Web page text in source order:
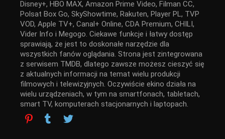
Disney+, HBO MAX, Amazon Prime Video, Filman CC,
Polsat Box Go, SkyShowtime, Rakuten, Player PL, TVP
VOD, Apple TV+, Canal+ Online, CDA Premium, CHILI,
Vider Info i Megogo. Ciekawe funkcje i łatwy dostęp
sprawiają, że jest to doskonałe narzędzie dla
wszystkich fanów oglądania. Strona jest zintegrowana
z serwisem TMDB, dlatego zawsze możesz cieszyć się
z aktualnych informacji na temat wielu produkcji
filmowych i telewizyjnych. Oczywiście ekino działa na
wielu urządzeniach, w tym na smartfonach, tabletach,
smart TV, komputerach stacjonarnych i laptopach.